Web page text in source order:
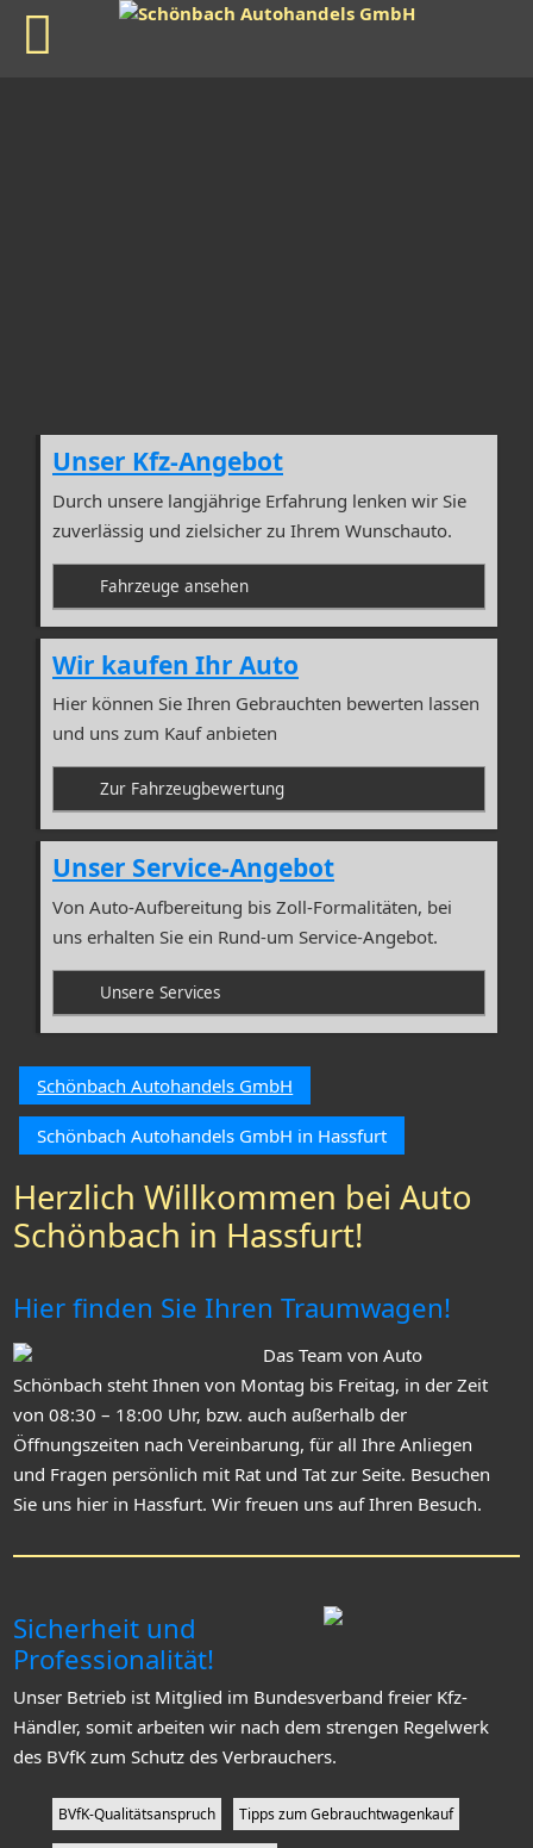
Unser Kfz-Angebot
Durch unsere langjährige Erfahrung lenken wir Sie
zuverlässig und zielsicher zu Ihrem Wunschauto.
Fahrzeuge ansehen
Wir kaufen Ihr Auto
Hier können Sie Ihren Gebrauchten bewerten lassen
und uns zum Kauf anbieten
Zur Fahrzeugbewertung
Unser Service-Angebot
Von Auto-Aufbereitung bis Zoll-Formalitäten, bei
uns erhalten Sie ein Rund-um Service-Angebot.
Unsere Services
Schönbach Autohandels GmbH
Schönbach Autohandels GmbH in Hassfurt
Herzlich Willkommen bei Auto
Schönbach in Hassfurt!
Hier finden Sie Ihren Traumwagen!
Das Team von Auto
Schönbach steht Ihnen von Montag bis Freitag, in der Zeit
von 08:30 – 18:00 Uhr, bzw. auch außerhalb der
Öffnungszeiten nach Vereinbarung, für all Ihre Anliegen
und Fragen persönlich mit Rat und Tat zur Seite. Besuchen
Sie uns hier in Hassfurt. Wir freuen uns auf Ihren Besuch.
Sicherheit und
Professionalität!
Unser Betrieb ist Mitglied im Bundesverband freier Kfz-
Händler, somit arbeiten wir nach dem strengen Regelwerk
des BVfK zum Schutz des Verbrauchers.
BVfK-Qualitätsanspruch Tipps zum Gebrauchtwagenkauf